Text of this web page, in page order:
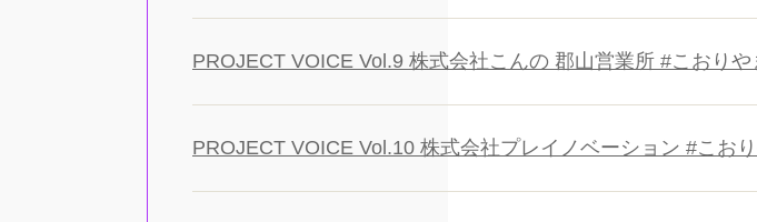
PROJECT VOICE Vol.9 株式会社こんの 郡山営業所 #こおり
PROJECT VOICE Vol.10 株式会社プレイノベーション #こお